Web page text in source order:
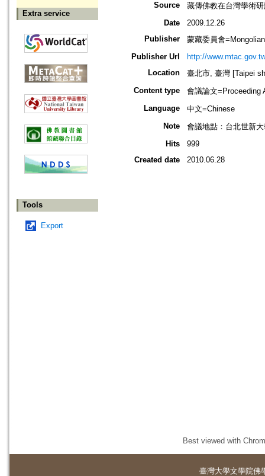
Extra service
Tools
Export
Source
藏傳佛教在台灣學術
Date
2009.12.26
Publisher
蒙藏委員會
Publisher Url
http://
Location
臺北市, 臺灣 [Taipei
Content type
會議論文=Proceeding
Language
中文=Chinese
Note
會議地點：台北世新
Hits
999
Created date
2010.06.28
Best viewed with
臺灣大學文學院佛